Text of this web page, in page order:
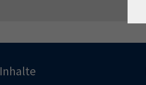
Inhalte